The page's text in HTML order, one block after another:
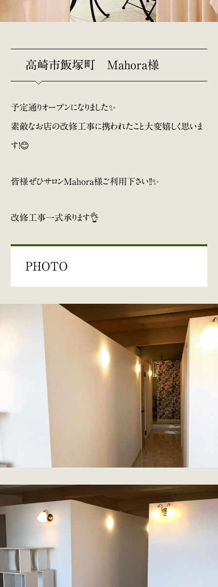
高崎市飯塚町 Mahora様
予定通りオープンになりました✨
素敵なお店の改修工事に携われたこと大変嬉しく思いま
す！😊
皆様ぜひサロンMahora様ご利用下さい！！✨
改修工事一式承ります👌
PHOTO